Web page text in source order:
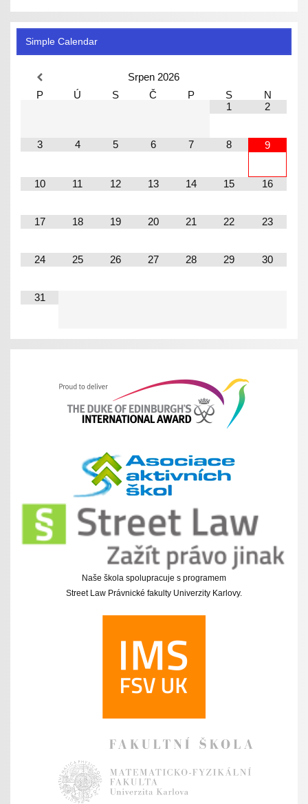
Simple Calendar
Srpen 2026
P
Ú S Č P S
N
1
2
3 4 5 6 7 8 9
10 11 12 13 14 15 16
17 18 19 20 21 22 23
24 25 26 27 28 29 30
31
Naše škola spolupracuje s programem
Street Law Právnické fakulty Univerzity Karlovy.